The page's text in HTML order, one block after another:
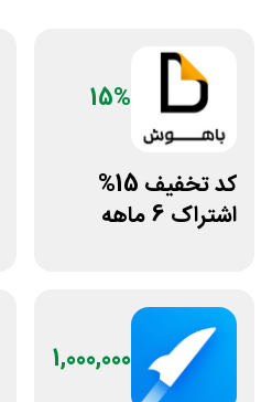
15%
کد تخفیف 15%
اشتراک 6 ماهه
1,000,000